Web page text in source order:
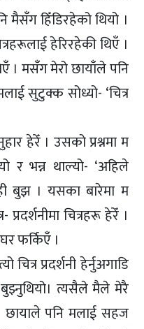
मैसँग हिँडिरहेको थियो ।
हेरिरहेकी थिएँ ।
। मसँग मेरो छायाँले पनि
सुटुक्क सोध्यो- ‘चित्र
हेरेँ । उसको प्रश्नमा म
भन्न थाल्यो- ‘अहिले
बुझ । यसका बारेमा म
प्रदर्शनीमा चित्रहरू हेरेँ ।
फर्किएँ ।
चित्र प्रदर्शनी हेर्नुअगाडि
बुझ्नुथियो। त्यसैले मैले मेरै
छायाले पनि मलाई सहज